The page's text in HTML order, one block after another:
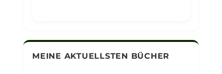
MEINE AKTUELLSTEN BÜCHER